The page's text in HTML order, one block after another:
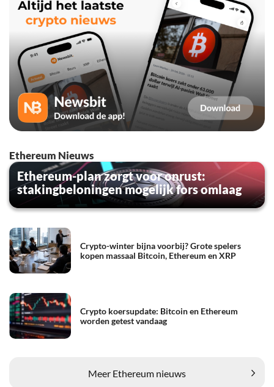
Ethereum Nieuws
Ethereum-plan zorgt voor onrust:
stakingbeloningen mogelijk fors omlaag
Crypto-winter bijna voorbij? Grote spelers
kopen massaal Bitcoin, Ethereum en XRP
Crypto koersupdate: Bitcoin en Ethereum
worden getest vandaag
Meer Ethereum nieuws